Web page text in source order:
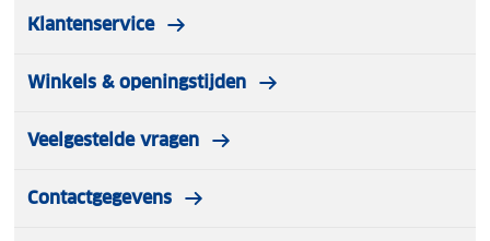
Klantenservice
Winkels & openingstijden
Veelgestelde vragen
Contactgegevens